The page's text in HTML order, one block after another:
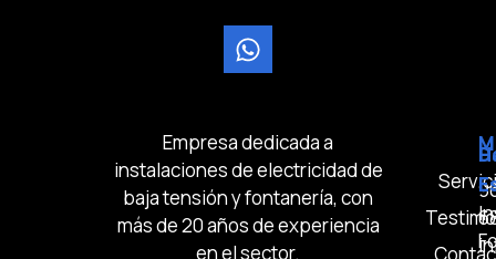
Empresa dedicada a
instalaciones de electricidad de
baja tensión y fontanería, con
más de 20 años de experiencia
en el sector.